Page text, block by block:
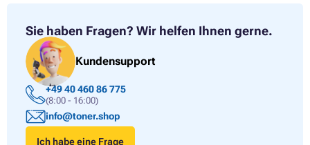
Sie haben Fragen? Wir helfen Ihnen gerne.
Kundensupport
+49 40 460 86 775
(8:00 - 16:00)
info@toner.shop
Ich habe eine Frage